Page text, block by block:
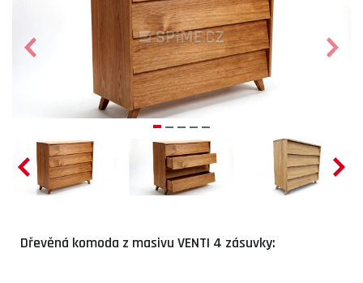
Dřevěná komoda z masivu VENTI 4 zásuvky: